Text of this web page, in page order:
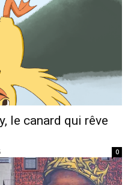
le canard qui rêve
0